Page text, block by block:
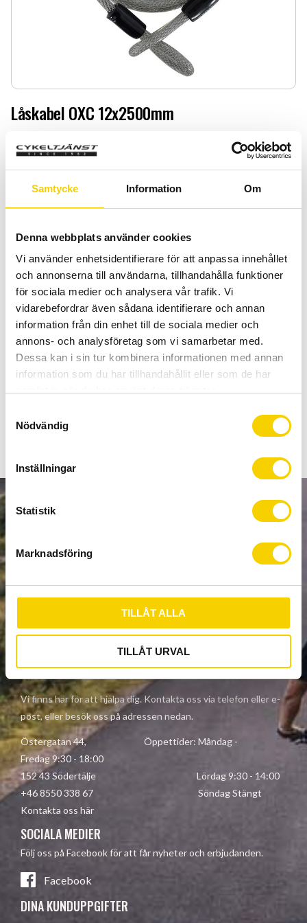
Samtycke Information Om
Denna webbplats använder cookies
Vi använder enhetsidentifierare för att anpassa innehållet
och annonserna till användarna, tillhandahålla funktioner
för sociala medier och analysera vår trafik. Vi
vidarebefordrar även sådana identifierare och annan
information från din enhet till de sociala medier och
annons- och analysföretag som vi samarbetar med.
Dessa kan i sin tur kombinera informationen med annan
information som du har tillhandahållit eller som de har
y
c
k
s
v
a
Nödvändig
Inställningar
Statistik
Marknadsföring
TILLÅT ALLA
TILLÅT URVAL
Låskabel OXC 12x2500mm
189:-
KÖP
Certifierad cykelservice & Shimano Service Center
Allt inom cykel på ett ställe
Kunnig personal och hög kundnöjdhet
Lagerstatus
Beställningsvara
PRENUMERERA
Dina personuppgifter behandlas i enlighet med vår
integritetspolicy.
KONTAKTA OSS
Vi finns här för att hjälpa dig. Kontakta oss via telefon eller e-
post, eller besök oss på adressen nedan.
Östergatan 44, Öppettider: Måndag -
Fredag 9:30 - 18:00
152 43 Södertälje Lördag 9:30 - 14:00
+46 8550 338 67 Söndag Stängt
Kontakta oss här
SOCIALA MEDIER
Följ oss på Facebook för att får nyheter och erbjudanden.
Facebook
DINA KUNDUPPGIFTER